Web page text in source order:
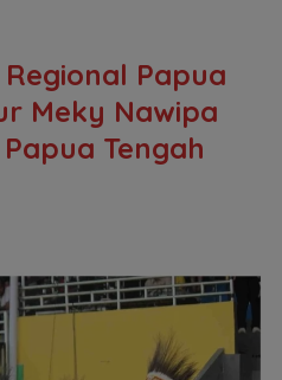
Regional Papua
Meky Nawipa
Tengah